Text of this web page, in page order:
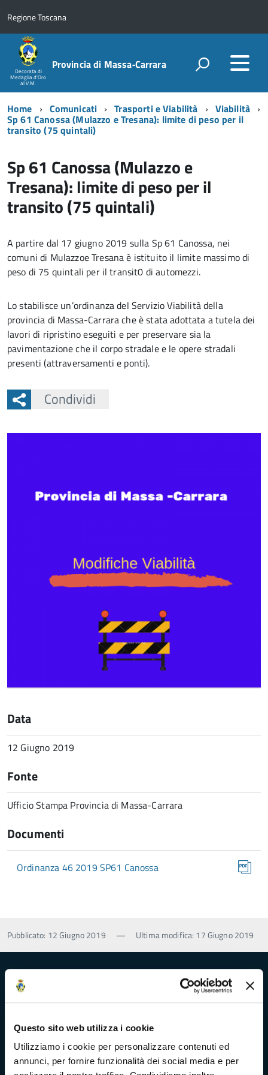
Questo sito web utilizza i cookie
Utilizziamo i cookie per personalizzare contenuti ed
annunci, per fornire funzionalità dei social media e per
Regione Toscana
Decorata di
Medaglia d'Oro
al V.M.
Provincia di Massa‑Carrara
Home Comunicati Trasporti e Viabilità Viabilità
Sp 61 Canossa (Mulazzo e Tresana): limite di peso per il
transito (75 quintali)
Sp 61 Canossa (Mulazzo e
Tresana): limite di peso per il
transito (75 quintali)
A partire dal 17 giugno 2019 sulla Sp 61 Canossa, nei
comuni di Mulazzoe Tresana è istituito il limite massimo di
peso di 75 quintali per il transit0 di automezzi.
Lo stabilisce un’ordinanza del Servizio Viabilità della
provincia di Massa-Carrara che è stata adottata a tutela dei
lavori di ripristino eseguiti e per preservare sia la
pavimentazione che il corpo stradale e le opere stradali
presenti (attraversamenti e ponti).
Condividi
Data
12 Giugno 2019
Fonte
Ufficio Stampa Provincia di Massa-Carrara
Documenti
Ordinanza 46 2019 SP61 Canossa
Pubblicato: 12 Giugno 2019 — Ultima modifica: 17 Giugno 2019
Provincia di Massa‑Carrara
Trasparenza e Accessibilità